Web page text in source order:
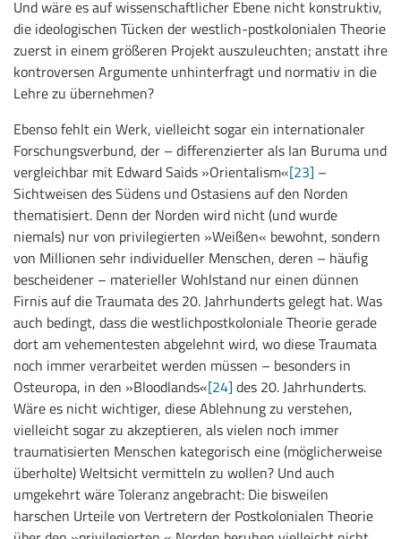
Und wäre es auf wissenschaftlicher Ebene nicht konstruktiv,
die ideologischen Tücken der westlich-postkolonialen Theorie
zuerst in einem größeren Projekt auszuleuchten; anstatt ihre
kontroversen Argumente unhinterfragt und normativ in die
Lehre zu übernehmen?
Ebenso fehlt ein Werk, vielleicht sogar ein internationaler
Forschungsverbund, der – differenzierter als Ian Buruma und
vergleichbar mit Edward Saids »Orientalism«[23] –
Sichtweisen des Südens und Ostasiens auf den Norden
thematisiert. Denn der Norden wird nicht (und wurde
niemals) nur von privilegierten »Weißen« bewohnt, sondern
von Millionen sehr individueller Menschen, deren – häufig
bescheidener – materieller Wohlstand nur einen dünnen
Firnis auf die Traumata des 20. Jahrhunderts gelegt hat. Was
auch bedingt, dass die westlichpostkoloniale Theorie gerade
dort am vehementesten abgelehnt wird, wo diese Traumata
noch immer verarbeitet werden müssen – besonders in
Osteuropa, in den »Bloodlands«[24] des 20. Jahrhunderts.
Wäre es nicht wichtiger, diese Ablehnung zu verstehen,
vielleicht sogar zu akzeptieren, als vielen noch immer
traumatisierten Menschen kategorisch eine (möglicherweise
überholte) Weltsicht vermitteln zu wollen? Und auch
umgekehrt wäre Toleranz angebracht: Die bisweilen
harschen Urteile von Vertretern der Postkolonialen Theorie